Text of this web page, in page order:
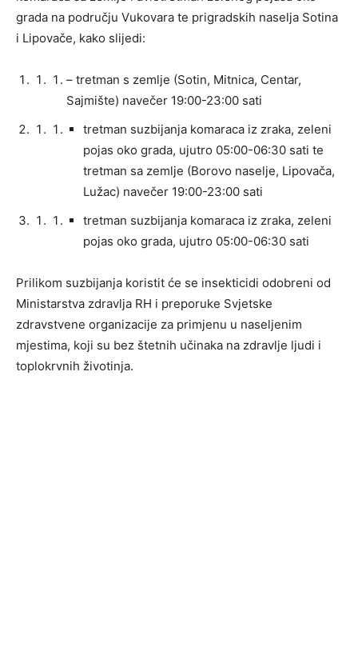
grada na području Vukovara te prigradskih naselja Sotina
i Lipovače, kako slijedi:
– tretman s zemlje (Sotin, Mitnica, Centar,
Sajmište) navečer 19:00-23:00 sati
tretman suzbijanja komaraca iz zraka, zeleni
pojas oko grada, ujutro 05:00-06:30 sati te
tretman sa zemlje (Borovo naselje, Lipovača,
Lužac) navečer 19:00-23:00 sati
tretman suzbijanja komaraca iz zraka, zeleni
pojas oko grada, ujutro 05:00-06:30 sati
Prilikom suzbijanja koristit će se insekticidi odobreni od
Ministarstva zdravlja RH i preporuke Svjetske
zdravstvene organizacije za primjenu u naseljenim
mjestima, koji su bez štetnih učinaka na zdravlje ljudi i
toplokrvnih životinja.